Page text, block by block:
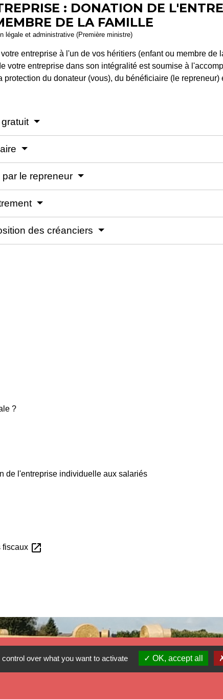
: DONATION DE
DE LA FAMILLE
légale et administrative (Première ministre)
entreprise à l'un de vos héritiers (enfant ou membre de
votre entreprise dans son intégralité est soumise à
protection du donateur (vous), du bénéficiaire (le
le repreneur
des créanciers
?
de l'entreprise individuelle aux salariés
fiscaux open_in_new
over what you want to activate OK, accept all